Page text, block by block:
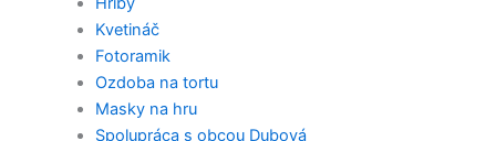
Kvetináč
Fotoramik
Ozdoba na tortu
Masky na hru
Spolupráca s obcou Dubová